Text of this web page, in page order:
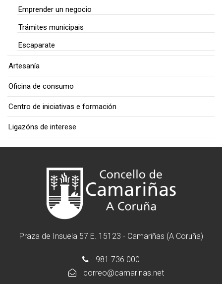
Emprender un negocio
Trámites municipais
Escaparate
Artesanía
Oficina de consumo
Centro de iniciativas e formación
Ligazóns de interese
Praza de Insuela 57 E. 15123 - Camariñas (A Coruña)
981 736 000
correo@camarinas.net